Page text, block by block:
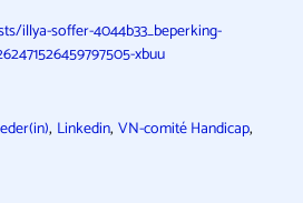
illya-soffer-4044b33_beperking-
xbuu
, Linkedin, VN-comité Handicap,